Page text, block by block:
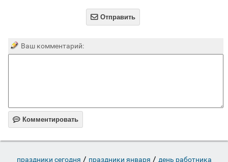
 Отправить
Ваш комментарий:
 Комментировать
праздники сегодня / праздники января / день работника